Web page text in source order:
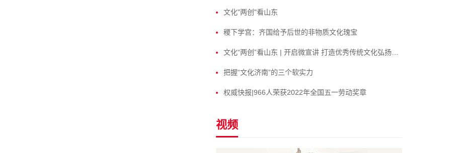
文化"两创"看山东
稷下学宫：齐国给予后世的非物质文化瑰宝
文化“两创”看山东 | 开启微宣讲 打造优秀传统文化弘扬新阵地
把握“文化济南”的三个软实力
权威快报|966人荣获2022年全国五一劳动奖章
视频